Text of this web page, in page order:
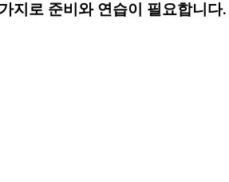
지로 준비와 연습이 필요합니다.